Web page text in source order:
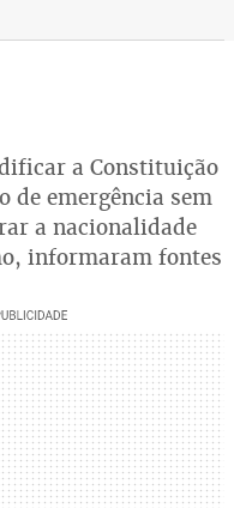
a Constituição
de emergência sem
a nacionalidade
informaram fontes